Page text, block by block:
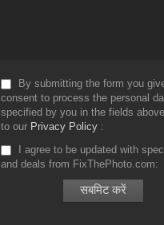
By submitting the form you
consent to process the personal
specified by you in the fields
to our Privacy Policy
I agree to be updated with
and deals from FixThePhoto.com